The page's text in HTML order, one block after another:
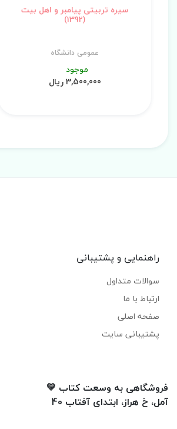
سیره تربیتی پیامبر و اهل بیت
(1392)
عمومی دانشگاه
موجود
3,500,000 ریال
راهنمایی و پشتیبانی
سوالات متداول
ارتباط با ما
صفحه اصلی
پشتیبانی سایت
فروشگاهی به وسعت کتاب 💛
آمل، خ هراز، ابتدای آفتاب 40